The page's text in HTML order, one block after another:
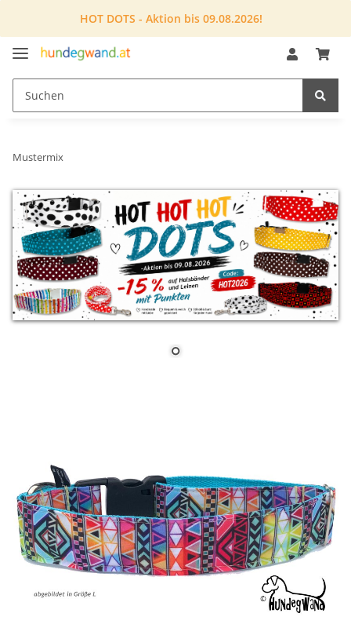
HOT DOTS - Aktion bis 09.08.2026!
Mustermix